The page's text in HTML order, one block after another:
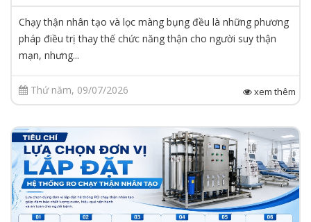
Chạy thận nhân tạo và lọc màng bụng đều là những phương
pháp điều trị thay thế chức năng thận cho người suy thận
mạn, nhưng...
Thứ năm, 09/07/2026 xem thêm